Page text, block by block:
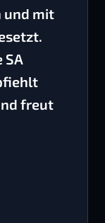
und mit
SA
freut